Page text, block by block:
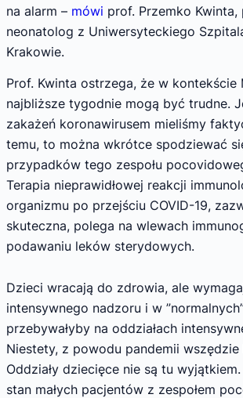
na alarm – mówi prof. Przemko Kwinta,
neonatolog z Uniwersyteckiego
Krakowie.
Prof. Kwinta ostrzega, że w kontekście
najbliższe tygodnie mogą być trudne.
zakażeń koronawirusem mieliśmy
temu, to można wkrótce spodziewać
przypadków tego zespołu
Terapia nieprawidłowej reakcji
organizmu po przejściu COVID-19,
skuteczna, polega na wlewach
podawaniu leków sterydowych.
Dzieci wracają do zdrowia, ale
intensywnego nadzoru i w
przebywałyby na oddziałach
Niestety, z powodu pandemii wszędzie
Oddziały dziecięce nie są tu
stan małych pacjentów z zespołem